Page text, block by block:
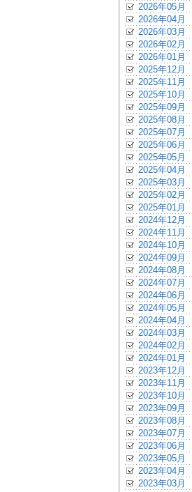
2026年05月
2026年04月
2026年03月
2026年02月
2026年01月
2025年12月
2025年11月
2025年10月
2025年09月
2025年08月
2025年07月
2025年06月
2025年05月
2025年04月
2025年03月
2025年02月
2025年01月
2024年12月
2024年11月
2024年10月
2024年09月
2024年08月
2024年07月
2024年06月
2024年05月
2024年04月
2024年03月
2024年02月
2024年01月
2023年12月
2023年11月
2023年10月
2023年09月
2023年08月
2023年07月
2023年06月
2023年05月
2023年04月
2023年03月